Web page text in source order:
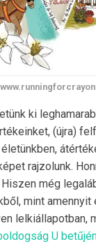
ki
(újra)
rajzolunk.
még
mint amennyit
lelkiállapotban,
U